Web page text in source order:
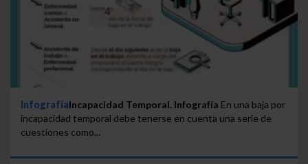
InfografíaIncapacidad Temporal. Infografía En una baja por
incapacidad temporal debe tenerse en cuenta una serie de
cuestiones como...